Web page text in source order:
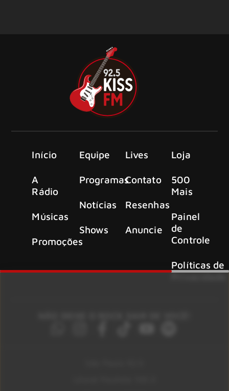
Início
A
Rádio
Músicas
Promoções
Equipe
Programas
Notícias
Shows
Lives
Contato
Resenhas
Anuncie
Loja
500
Mais
Painel
de
Controle
Políticas de
Privacidade